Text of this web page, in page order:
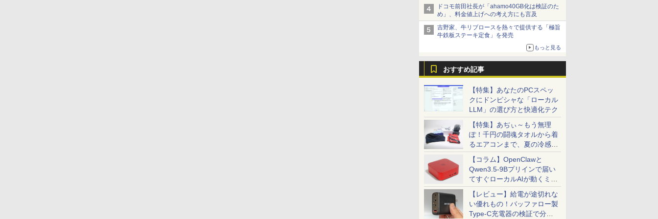
ドコモ前田社長が「ahamo40GB化は検証のた
め」、料金値上げへの考え方にも言及
吉野家、牛リブロースを熱々で提供する「極旨
牛鉄板ステーキ定食」を発売
もっと見る
おすすめ記事
【特集】あなたのPCスペッ
クにドンピシャな「ローカル
LLM」の選び方と快適化テク
【特集】あぢぃ～もう無理
ぽ！千円の闘魂タオルから着
るエアコンまで、夏の冷感グ
ッズ一挙紹介
【コラム】OpenClawと
Qwen3.5-9Bプリインで届い
てすぐローカルAIが動くミニ
PC「SER9 Pro」
【レビュー】給電が途切れな
い優れもの！バッファロー製
Type-C充電器の検証で分か